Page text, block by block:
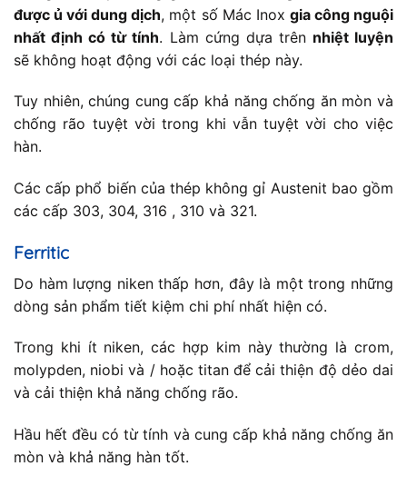
được ủ với dung dịch, một số Mác Inox gia công nguội
nhất định có từ tính. Làm cứng dựa trên nhiệt luyện
sẽ không hoạt động với các loại thép này.
Tuy nhiên, chúng cung cấp khả năng chống ăn mòn và
chống rão tuyệt vời trong khi vẫn tuyệt vời cho việc
hàn.
Các cấp phổ biến của thép không gỉ Austenit bao gồm
các cấp 303, 304, 316 , 310 và 321.
Ferritic
Do hàm lượng niken thấp hơn, đây là một trong những
dòng sản phẩm tiết kiệm chi phí nhất hiện có.
Trong khi ít niken, các hợp kim này thường là crom,
molypden, niobi và / hoặc titan để cải thiện độ dẻo dai
và cải thiện khả năng chống rão.
Hầu hết đều có từ tính và cung cấp khả năng chống ăn
mòn và khả năng hàn tốt.